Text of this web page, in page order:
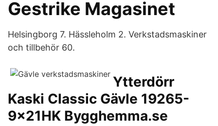
Gestrike Magasinet
Helsingborg 7. Hässleholm 2. Verkstadsmaskiner
och tillbehör 60.
Ytterdörr
Kaski Classic Gävle 19265-
9x21HK Bygghemma.se